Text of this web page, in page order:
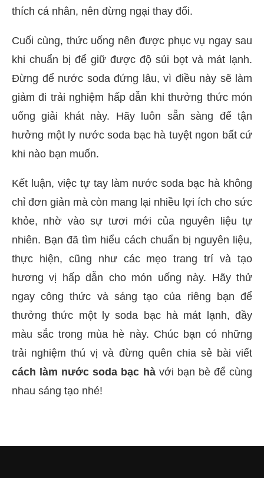
thích cá nhân, nên đừng ngại thay đổi.
Cuối cùng, thức uống nên được phục vụ ngay sau
khi chuẩn bị để giữ được độ sủi bọt và mát lạnh.
Đừng để nước soda đứng lâu, vì điều này sẽ làm
giảm đi trải nghiệm hấp dẫn khi thưởng thức món
uống giải khát này. Hãy luôn sẵn sàng để tận
hưởng một ly nước soda bạc hà tuyệt ngon bất cứ
khi nào bạn muốn.
Kết luận, việc tự tay làm nước soda bạc hà không
chỉ đơn giản mà còn mang lại nhiều lợi ích cho sức
khỏe, nhờ vào sự tươi mới của nguyên liệu tự
nhiên. Bạn đã tìm hiểu cách chuẩn bị nguyên liệu,
thực hiện, cũng như các mẹo trang trí và tạo
hương vị hấp dẫn cho món uống này. Hãy thử
ngay công thức và sáng tạo của riêng bạn để
thưởng thức một ly soda bạc hà mát lạnh, đầy
màu sắc trong mùa hè này. Chúc bạn có những
trải nghiệm thú vị và đừng quên chia sẻ bài viết
cách làm nước soda bạc hàvới bạn bè để cùng
nhau sáng tạo nhé!